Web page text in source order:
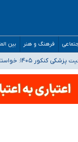
فرهنگ و هنر بین
اما هنوز پاسخ مشخصی نگرفته‌ایم
فرماندهی صحنه
و کرمان بالاتر از